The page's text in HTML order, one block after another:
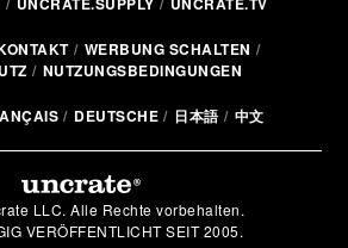
WERBUNG SCHALTEN
NUTZUNGSBEDINGUNGEN
DEUTSCHE 日本語 中文
LLC. Alle Rechte vorbehalten.
VERÖFFENTLICHT SEIT 2005.